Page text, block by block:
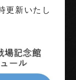
更新いたし